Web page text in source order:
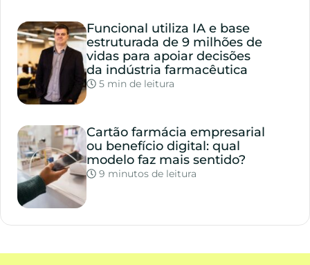
Funcional utiliza IA e base
estruturada de 9 milhões de
vidas para apoiar decisões
da indústria farmacêutica
5 min de leitura
Cartão farmácia empresarial
ou benefício digital: qual
modelo faz mais sentido?
9 minutos de leitura